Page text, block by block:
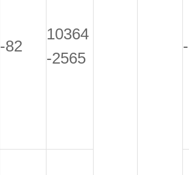
-82
10364
-2565